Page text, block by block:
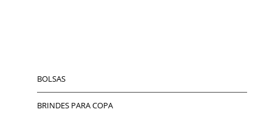
BOLSAS
BRINDES PARA COPA